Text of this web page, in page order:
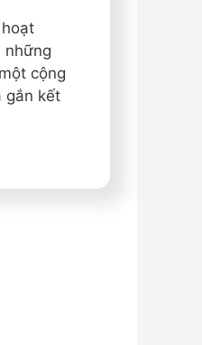
những
cộng
gắn kết